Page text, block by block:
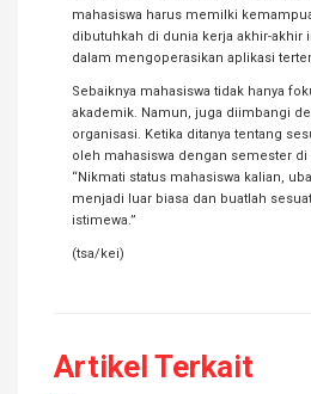
mahasiswa harus memilki
dibutuhkah di dunia kerja akhir-akhir
dalam mengoperasikan aplikasi
Sebaiknya mahasiswa tidak hanya
akademik. Namun, juga diimbangi
organisasi. Ketika ditanya tentang
oleh mahasiswa dengan semester di
“Nikmati status mahasiswa kalian,
menjadi luar biasa dan buatlah
istimewa.”
(tsa/kei)
Artikel Terkait